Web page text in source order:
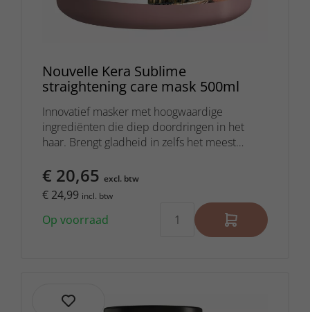
Nouvelle Kera Sublime
straightening care mask 500ml
Innovatief masker met hoogwaardige
ingrediënten die diep doordringen in het
haar. Brengt gladheid in zelfs het meest
€ 20,65 excl. btw
€ 24,99 incl. btw
Op voorraad